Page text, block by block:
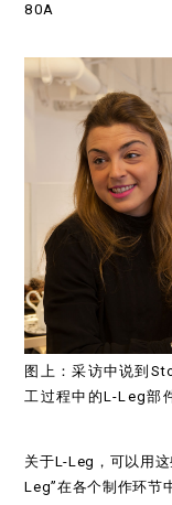
80A
图上：采访中说到
工过程中的L-Leg部
关于L-Leg，可以用
Leg”在各个制作环节